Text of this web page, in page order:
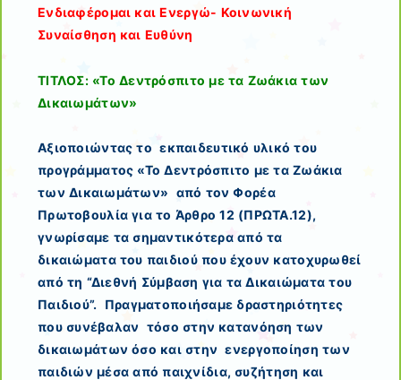
Ενδιαφέρομαι και Ενεργώ- Κοινωνική
Συναίσθηση και Ευθύνη
ΤΙΤΛΟΣ: «Το Δεντρόσπιτο με τα Ζωάκια των
Δικαιωμάτων»
Αξιοποιώντας το εκπαιδευτικό υλικό του
προγράμματος «Το Δεντρόσπιτο με τα Ζωάκια
των Δικαιωμάτων» από τον Φορέα
Πρωτοβουλία για το Άρθρο 12 (ΠΡΩΤΑ.12),
γνωρίσαμε τα σημαντικότερα από τα
δικαιώματα του παιδιού που έχουν κατοχυρωθεί
από τη “Διεθνή Σύμβαση για τα Δικαιώματα του
Παιδιού”. Πραγματοποιήσαμε δραστηριότητες
που συνέβαλαν τόσο στην κατανόηση των
δικαιωμάτων όσο και στην ενεργοποίηση των
παιδιών μέσα από παιχνίδια, συζήτηση και